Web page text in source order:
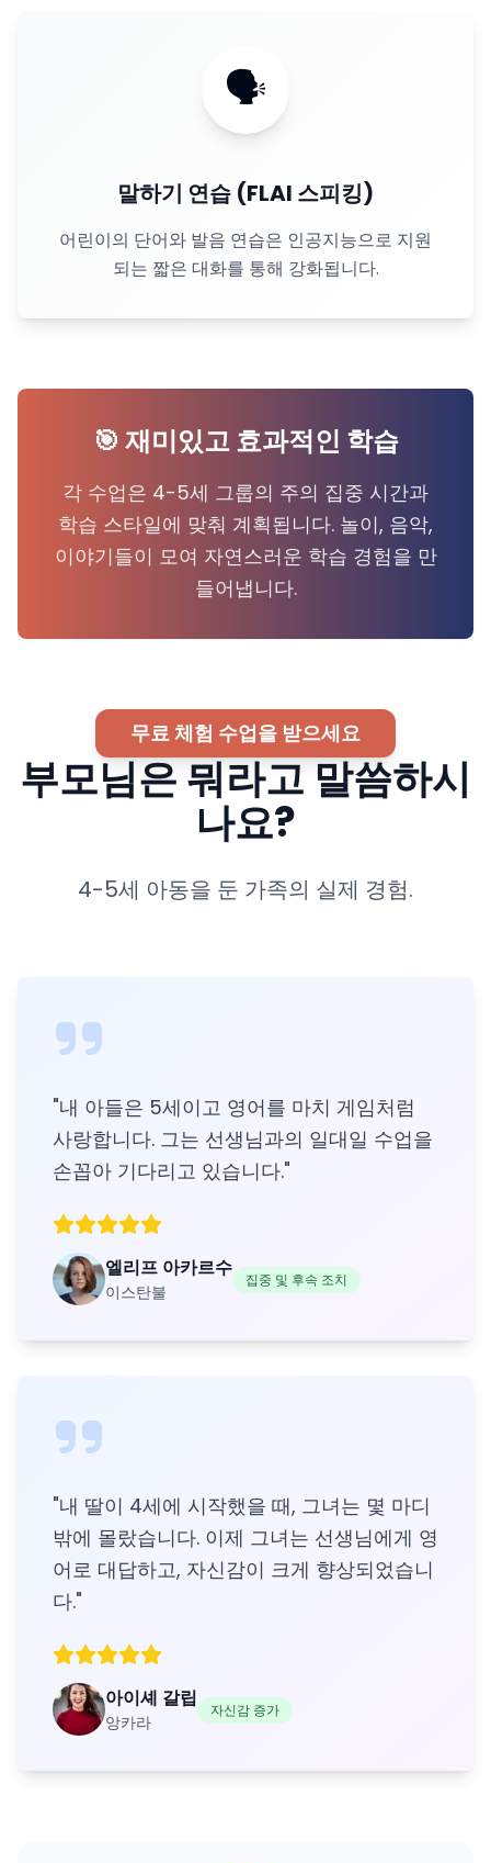
🗣
말하기 연습 (FLAI 스피킹)
어린이의 단어와 발음 연습은 인공지능으로 지원
되는 짧은 대화를 통해 강화됩니다.
🎯 재미있고 효과적인 학습
각 수업은 4-5세 그룹의 주의 집중 시간과
학습 스타일에 맞춰 계획됩니다. 놀이, 음악,
이야기들이 모여 자연스러운 학습 경험을 만
들어냅니다.
무료 체험 수업을 받으세요
부모님은 뭐라고 말씀하시
나요?
4-5세 아동을 둔 가족의 실제 경험.
"내 아들은 5세이고 영어를 마치 게임처럼
사랑합니다. 그는 선생님과의 일대일 수업을
손꼽아 기다리고 있습니다."
엘리프 아카르수
이스탄불
집중 및 후속 조치
"내 딸이 4세에 시작했을 때, 그녀는 몇 마디
밖에 몰랐습니다. 이제 그녀는 선생님에게 영
어로 대답하고, 자신감이 크게 향상되었습니
다."
아이셰 갈립
앙카라
자신감 증가